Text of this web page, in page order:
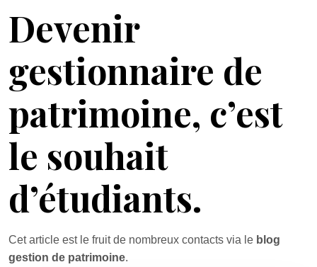
Devenir
gestionnaire de
patrimoine, c’est
le souhait
d’étudiants.
Cet article est le fruit de nombreux contacts via le blog
gestion de patrimoine.